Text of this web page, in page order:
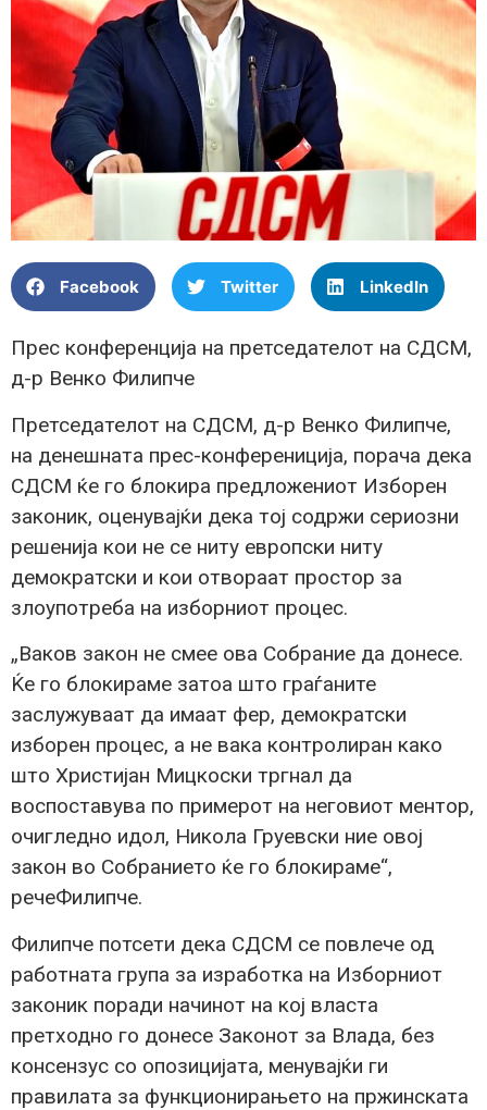
Facebook Twitter LinkedIn
Прес конференција на претседателот на СДСМ,
д-р Венко Филипче
Претседателот на СДСМ, д-р Венко Филипче,
на денешната прес-конферениција, порача дека
СДСМ ќе го блокира предложениот Изборен
законик, оценувајќи дека тој содржи сериозни
решенија кои не се ниту европски ниту
демократски и кои отвораат простор за
злоупотреба на изборниот процес.
„Ваков закон не смее ова Собрание да донесе.
Ќе го блокираме затоа што граѓаните
заслужуваат да имаат фер, демократски
изборен процес, а не вака контролиран како
што Христијан Мицкоски тргнал да
воспоставува по примерот на неговиот ментор,
очигледно идол, Никола Груевски ние овој
закон во Собранието ќе го блокираме“,
речеФилипче.
Филипче потсети дека СДСМ се повлече од
работната група за изработка на Изборниот
законик поради начинот на кој власта
претходно го донесе Законот за Влада, без
консензус со опозицијата, менувајќи ги
правилата за функционирањето на пржинската